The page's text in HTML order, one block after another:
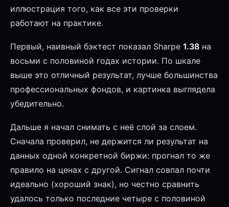
иллюстрация того, как все эти проверки
работают на практике.
Первый, наивный бэктест показал Sharpe 1.38 на
восьми с половиной годах истории. По шкале
выше это отличный результат, лучше большинства
профессиональных фондов, и картинка выглядела
убедительно.
Дальше я начал снимать с неё слой за слоем.
Сначала проверил, не держится ли результат на
данных одной конкретной биржи: прогнал то же
правило на ценах с другой. Сигнал совпал почти
идеально (хороший знак), но честно сравнить
удалось только последние четыре с половиной